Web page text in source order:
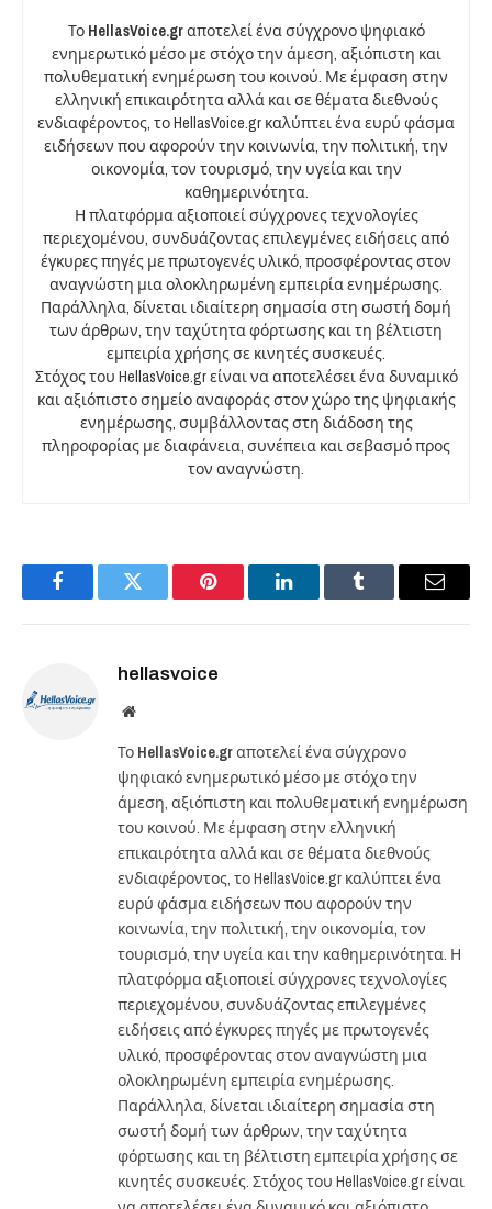
Το HellasVoice.grαποτελεί ένα σύγχρονο ψηφιακό
ενημερωτικό μέσο με στόχο την άμεση, αξιόπιστη και
πολυθεματική ενημέρωση του κοινού. Με έμφαση στην
ελληνική επικαιρότητα αλλά και σε θέματα διεθνούς
ενδιαφέροντος, το HellasVoice.gr καλύπτει ένα ευρύ φάσμα
ειδήσεων που αφορούν την κοινωνία, την πολιτική, την
οικονομία, τον τουρισμό, την υγεία και την
καθημερινότητα.
Η πλατφόρμα αξιοποιεί σύγχρονες τεχνολογίες
περιεχομένου, συνδυάζοντας επιλεγμένες ειδήσεις από
έγκυρες πηγές με πρωτογενές υλικό, προσφέροντας στον
αναγνώστη μια ολοκληρωμένη εμπειρία ενημέρωσης.
Παράλληλα, δίνεται ιδιαίτερη σημασία στη σωστή δομή
των άρθρων, την ταχύτητα φόρτωσης και τη βέλτιστη
εμπειρία χρήσης σε κινητές συσκευές.
Στόχος του HellasVoice.gr είναι να αποτελέσει ένα δυναμικό
και αξιόπιστο σημείο αναφοράς στον χώρο της ψηφιακής
ενημέρωσης, συμβάλλοντας στη διάδοση της
πληροφορίας με διαφάνεια, συνέπεια και σεβασμό προς
τον αναγνώστη.
FacebookTwitter Pinterest LinkedInTumblr Email
hellasvoice
Website
Το HellasVoice.grαποτελεί ένα σύγχρονο
ψηφιακό ενημερωτικό μέσο με στόχο την
άμεση, αξιόπιστη και πολυθεματική ενημέρωση
του κοινού. Με έμφαση στην ελληνική
επικαιρότητα αλλά και σε θέματα διεθνούς
ενδιαφέροντος, το HellasVoice.gr καλύπτει ένα
ευρύ φάσμα ειδήσεων που αφορούν την
κοινωνία, την πολιτική, την οικονομία, τον
τουρισμό, την υγεία και την καθημερινότητα. Η
πλατφόρμα αξιοποιεί σύγχρονες τεχνολογίες
περιεχομένου, συνδυάζοντας επιλεγμένες
ειδήσεις από έγκυρες πηγές με πρωτογενές
υλικό, προσφέροντας στον αναγνώστη μια
ολοκληρωμένη εμπειρία ενημέρωσης.
Παράλληλα, δίνεται ιδιαίτερη σημασία στη
σωστή δομή των άρθρων, την ταχύτητα
φόρτωσης και τη βέλτιστη εμπειρία χρήσης σε
κινητές συσκευές. Στόχος του HellasVoice.gr είναι